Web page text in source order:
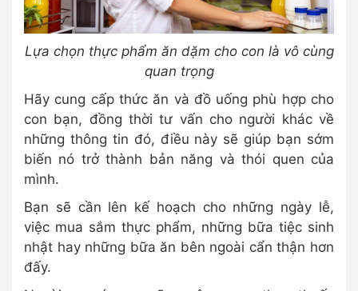
Lựa chọn thực phẩm ăn dặm cho con là vô cùng
quan trọng
Hãy cung cấp thức ăn và đồ uống phù hợp cho
con bạn, đồng thời tư vấn cho người khác về
những thông tin đó, điều này sẽ giúp bạn sớm
biến nó trở thành bản năng và thói quen của
mình.
Bạn sẽ cần lên kế hoạch cho những ngày lễ,
việc mua sắm thực phẩm, những bữa tiệc sinh
nhật hay những bữa ăn bên ngoài cẩn thận hơn
đấy.